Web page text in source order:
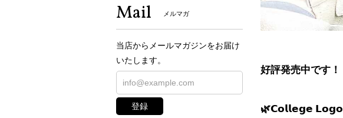
好評発売中です！
🌿𝗖𝗼𝗹𝗹𝗲𝗴𝗲 𝗟𝗼𝗴𝗼
Mail メルマガ
当店からメールマガジンをお届け
いたします。
登録